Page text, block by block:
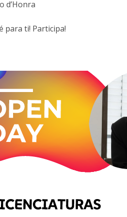
d’Honra
para ti! Participa!